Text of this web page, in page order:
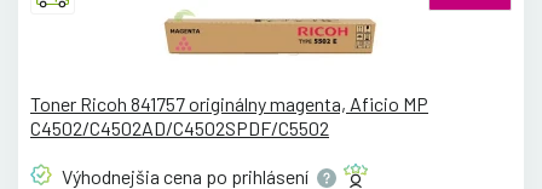
Toner Ricoh 841757 originálny magenta, Aficio MP
C4502/C4502AD/C4502SPDF/C5502
Výhodnejšia cena po prihlásení